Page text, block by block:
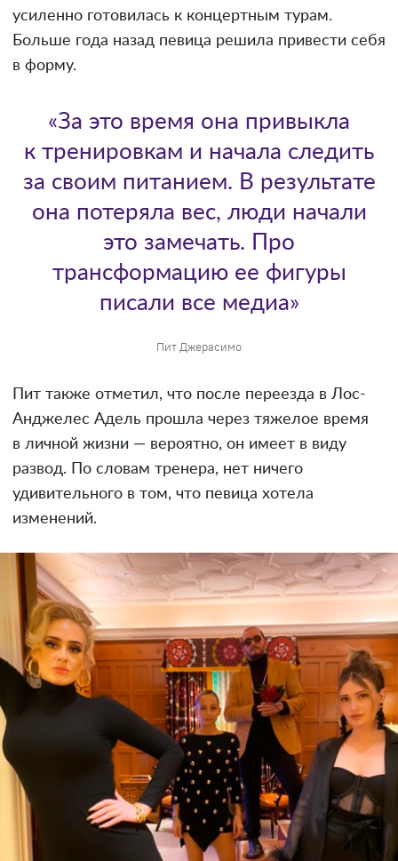
усиленно готовилась к концертным турам.
Больше года назад певица решила привести себя
в форму.
Пит Джерасимо
«За это время она привыкла
к тренировкам и начала следить
за своим питанием. В результате
она потеряла вес, люди начали
это замечать. Про
трансформацию ее фигуры
писали все медиа»
Пит также отметил, что после переезда в Лос-
Анджелес Адель прошла через тяжелое время
в личной жизни — вероятно, он имеет в виду
развод. По словам тренера, нет ничего
удивительного в том, что певица хотела
изменений.